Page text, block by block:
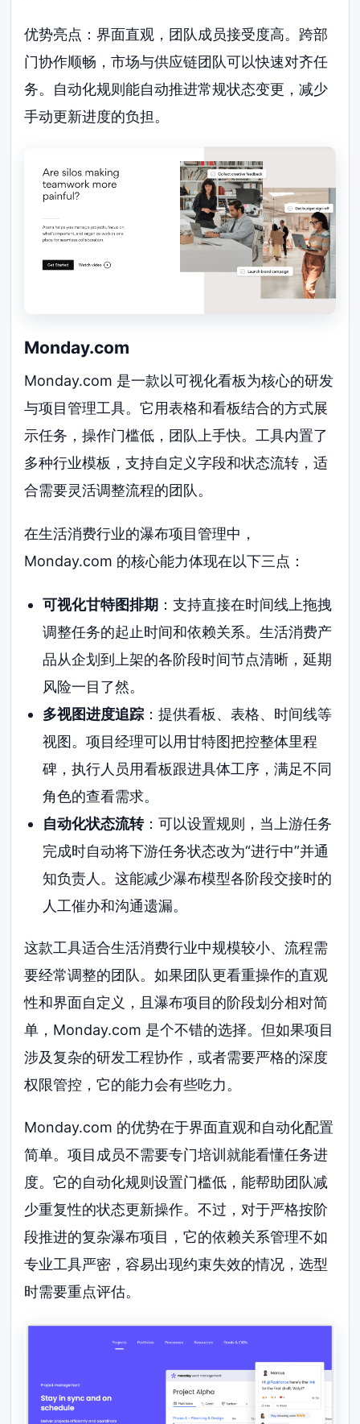
优势亮点：界面直观，团队成员接受度高。跨部
门协作顺畅，市场与供应链团队可以快速对齐任
务。自动化规则能自动推进常规状态变更，减少
手动更新进度的负担。
Monday.com
Monday.com 是一款以可视化看板为核心的研发
与项目管理工具。它用表格和看板结合的方式展
示任务，操作门槛低，团队上手快。工具内置了
多种行业模板，支持自定义字段和状态流转，适
合需要灵活调整流程的团队。
在生活消费行业的瀑布项目管理中，
Monday.com 的核心能力体现在以下三点：
可视化甘特图排期：支持直接在时间线上拖拽
调整任务的起止时间和依赖关系。生活消费产
品从企划到上架的各阶段时间节点清晰，延期
风险一目了然。
多视图进度追踪：提供看板、表格、时间线等
视图。项目经理可以用甘特图把控整体里程
碑，执行人员用看板跟进具体工序，满足不同
角色的查看需求。
自动化状态流转：可以设置规则，当上游任务
完成时自动将下游任务状态改为“进行中”并通
知负责人。这能减少瀑布模型各阶段交接时的
人工催办和沟通遗漏。
这款工具适合生活消费行业中规模较小、流程需
要经常调整的团队。如果团队更看重操作的直观
性和界面自定义，且瀑布项目的阶段划分相对简
单，Monday.com 是个不错的选择。但如果项目
涉及复杂的研发工程协作，或者需要严格的深度
权限管控，它的能力会有些吃力。
Monday.com 的优势在于界面直观和自动化配置
简单。项目成员不需要专门培训就能看懂任务进
度。它的自动化规则设置门槛低，能帮助团队减
少重复性的状态更新操作。不过，对于严格按阶
段推进的复杂瀑布项目，它的依赖关系管理不如
专业工具严密，容易出现约束失效的情况，选型
时需要重点评估。